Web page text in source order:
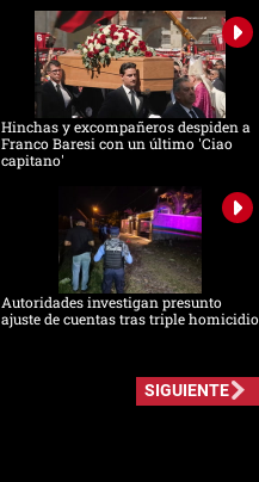
Hinchas y excompañeros despiden a
Franco Baresi con un último 'Ciao
capitano'
Autoridades investigan presunto
ajuste de cuentas tras triple homicidio
SIGUIENTE